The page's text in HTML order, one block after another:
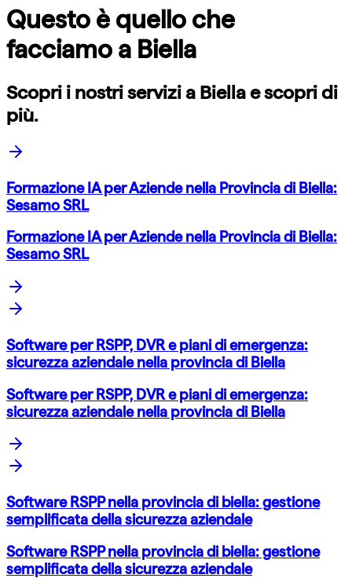
Questo è quello che
facciamo a Biella
Scopri i nostri servizi a Biellae scopri di
più.
Formazione IA per Aziende nella Provincia di Biella:
Sesamo SRL
Formazione IA per Aziende nella Provincia di Biella:
Sesamo SRL
Software per RSPP, DVR e piani di emergenza:
sicurezza aziendale nella provincia di Biella
Software per RSPP, DVR e piani di emergenza:
sicurezza aziendale nella provincia di Biella
Software RSPP nella provincia di biella: gestione
semplificata della sicurezza aziendale
Software RSPP nella provincia di biella: gestione
semplificata della sicurezza aziendale